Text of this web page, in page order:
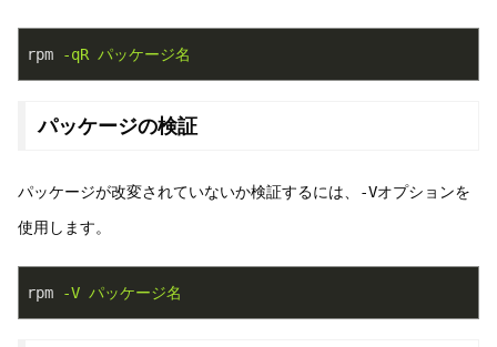
rpm -qR パッケージ名
パッケージの検証
パッケージが改変されていないか検証するには、 -Vオプションを
使用します。
rpm -V パッケージ名